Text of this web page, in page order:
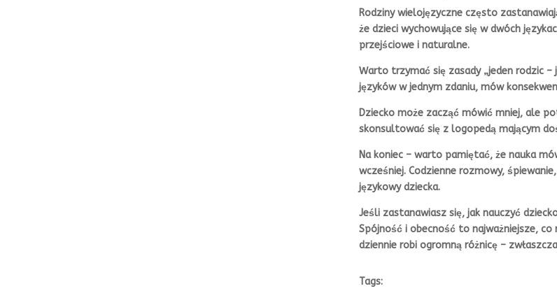
Rodziny wielojęzyczne często
że dzieci wychowujące się w dwóch
przejściowe i naturalne.
Warto trzymać się zasady „jeden rodzic –
języków w jednym zdaniu, mów
Dziecko może zacząć mówić mniej, ale
skonsultować się z logopedą mającym
Na koniec – warto pamiętać, że nauka
wcześniej. Codzienne rozmowy,
językowy dziecka.
Jeśli zastanawiasz się, jak nauczyć
Spójność i obecność to najważniejsze,
dziennie robi ogromną różnicę –
Tags: